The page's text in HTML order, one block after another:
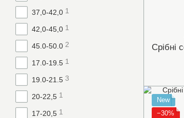
New
−30%
37,0-42,0 1
42,0-45,0 1
45.0-50.0 2
17.0-19.5 1
19.0-21.5 3
20-22,5 1
17-20,5 1